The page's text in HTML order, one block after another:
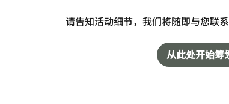
请告知活动细节，我们将随即与您联
从此处开始筹